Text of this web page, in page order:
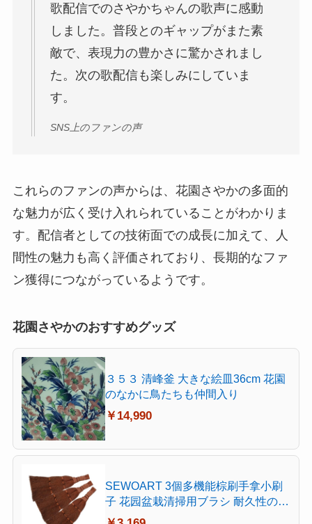
歌配信でのさやかちゃんの歌声に感動
しました。普段とのギャップがまた素
敵で、表現力の豊かさに驚かされまし
た。次の歌配信も楽しみにしていま
す。
SNS上のファンの声
これらのファンの声からは、花園さやかの多面的
な魅力が広く受け入れられていることがわかりま
す。配信者としての技術面での成長に加えて、人
間性の魅力も高く評価されており、長期的なファ
ン獲得につながっているようです。
花園さやかのおすすめグッズ
３５３ 清峰釜 大きな絵皿36cm 花園
のなかに鳥たちも仲間入り
￥14,990
SEWOART 3個多機能棕刷手拿小刷
子 花园盆栽清掃用ブラシ 耐久性のあ
る棕毛